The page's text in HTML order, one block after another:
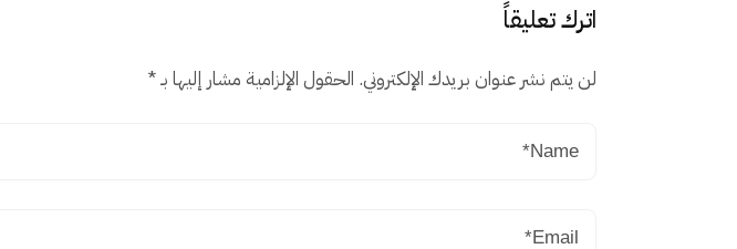
اترك تعليقاً
لن يتم نشر عنوان بريدك الإلكتروني. الحقول الإلزامية مشار إليها بـ*